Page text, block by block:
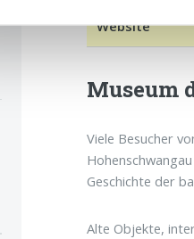
Website
Museum
Viele Besucher
Geschichte der
Alte Objekte,